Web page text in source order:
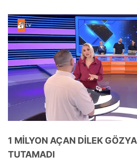
1 MİLYON AÇAN DİLEK
TUTAMADI